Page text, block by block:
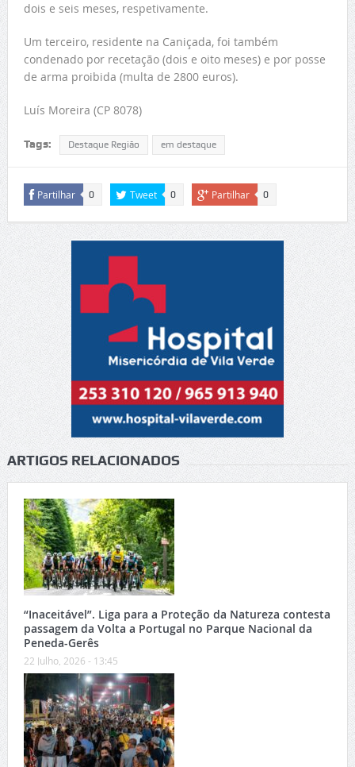
dois e seis meses, respetivamente.
Um terceiro, residente na Caniçada, foi também
condenado por recetação (dois e oito meses) e por posse
de arma proibida (multa de 2800 euros).
Luís Moreira (CP 8078)
Tags: Destaque Região em destaque
Partilhar 0 Tweet 0 Partilhar 0
ARTIGOS RELACIONADOS
“Inaceitável”. Liga para a Proteção da Natureza contesta
passagem da Volta a Portugal no Parque Nacional da
Peneda-Gerês
22 Julho, 2026 - 13:45